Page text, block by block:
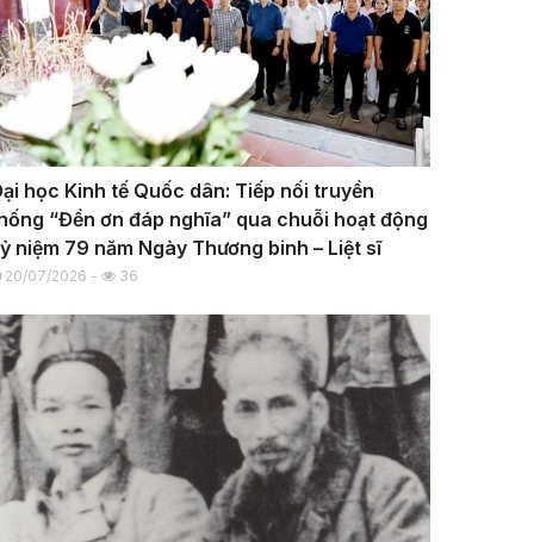
học Kinh tế Quốc dân: Tiếp nối truyền
“Đền ơn đáp nghĩa” qua chuỗi hoạt động
niệm 79 năm Ngày Thương binh – Liệt sĩ
20/07/2026 - 36